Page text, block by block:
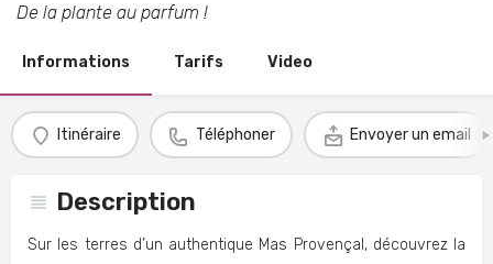
De la plante au parfum !
Informations Tarifs Video
Itinéraire Téléphoner Envoyer un email
Description
Sur les terres d’un authentique Mas Provençal, découvrez la